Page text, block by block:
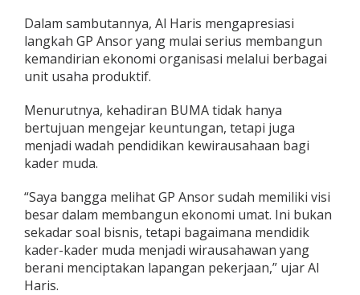
n
u
r
A
l
a
r
i
s
s
m
i
k
a
n
Dalam sambutannya, Al Haris mengapresiasi
langkah GP Ansor yang mulai serius membangun
kemandirian ekonomi organisasi melalui berbagai
unit usaha produktif.
Menurutnya, kehadiran BUMA tidak hanya
bertujuan mengejar keuntungan, tetapi juga
menjadi wadah pendidikan kewirausahaan bagi
kader muda.
“Saya bangga melihat GP Ansor sudah memiliki visi
besar dalam membangun ekonomi umat. Ini bukan
sekadar soal bisnis, tetapi bagaimana mendidik
kader-kader muda menjadi wirausahawan yang
berani menciptakan lapangan pekerjaan,” ujar Al
Haris.